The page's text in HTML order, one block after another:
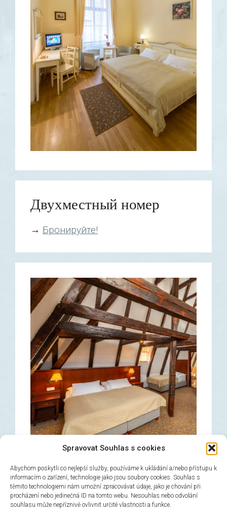
Spravovat Souhlas s cookies
Abychom poskytli co nejlepší služby, používáme k ukládání a/nebo přístupu k
informacím o zařízení, technologie jako jsou soubory cookies. Souhlas s
těmito technologiemi nám umožní zpracovávat údaje, jako je chování při
procházení nebo jedinečná ID na tomto webu. Nesouhlas nebo odvolání
souhlasu může nepříznivě ovlivnit určité vlastnosti a funkce.
Двухместный номер
→ Бронируйте!
Трехместный номер